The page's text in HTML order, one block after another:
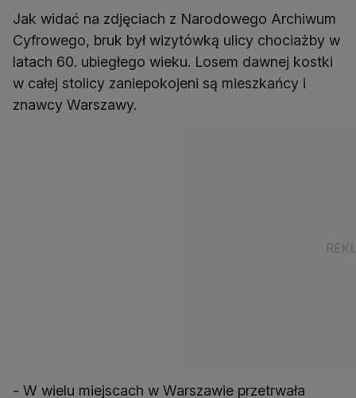
Jak widać na zdjęciach z Narodowego Archiwum
Cyfrowego, bruk był wizytówką ulicy chociażby w
latach 60. ubiegłego wieku. Losem dawnej kostki
w całej stolicy zaniepokojeni są mieszkańcy i
znawcy Warszawy.
- W wielu miejscach w Warszawie przetrwała